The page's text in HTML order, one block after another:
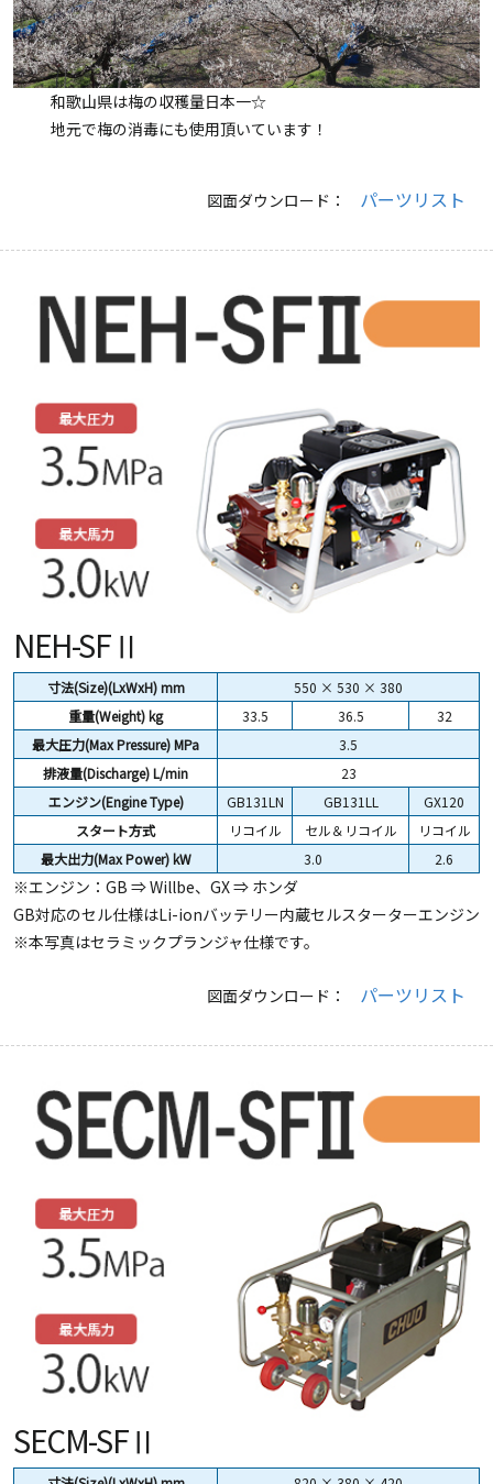
和歌山県は梅の収穫量日本一☆
地元で梅の消毒にも使用頂いています！
図面ダウンロード： パーツリスト
NEH-SFⅡ
寸法(Size)(LxWxH) mm
550 × 530 × 380
重量(Weight)kg 33.5 36.5
32
最大圧力(Max Pressure) MPa
3.5
排液量(Discharge) L/min
23
エンジン(Engine Type)
GB131LN GB131LL
GX120
スタート方式
リコイル セル＆リコイル
リコイル
最大出力(Max Power) kW
3.0 2.6
※エンジン：GB ⇒ Willbe、GX ⇒ ホンダ
GB対応のセル仕様はLi-ionバッテリー内蔵セルスターターエンジン
※本写真はセラミックプランジャ仕様です。
図面ダウンロード： パーツリスト
SECM-SFⅡ